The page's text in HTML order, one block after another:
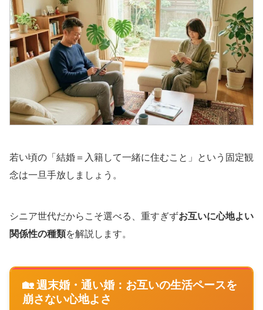
若い頃の「結婚＝入籍して一緒に住むこと」という固定観
念は一旦手放しましょう。
シニア世代だからこそ選べる、重すぎずお互いに心地よい
関係性の種類を解説します。
🏡 週末婚・通い婚：お互いの生活ペースを
崩さない心地よさ